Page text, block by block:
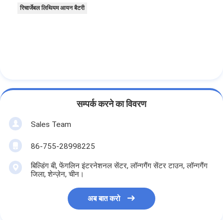
रिचार्जेबल लिथियम आयन बैटरी
सम्पर्क करने का विवरण
Sales Team
86-755-28998225
बिल्डिंग बी, फेंगलिन इंटरनेशनल सेंटर, लॉन्गगैंग सेंटर टाउन, लॉन्गगैंग
जिला, शेन्ज़ेन, चीन।
अब बात करो